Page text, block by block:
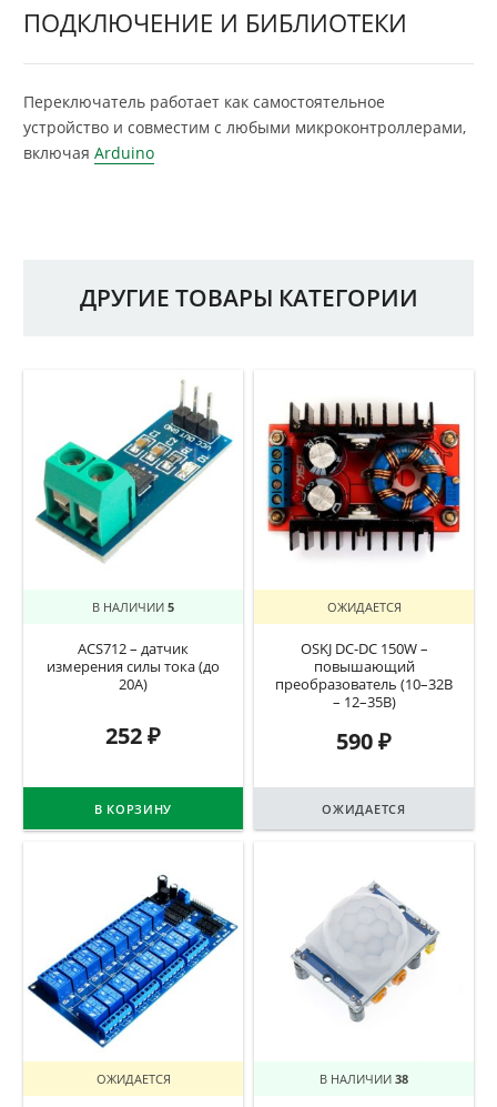
ПОДКЛЮЧЕНИЕ И БИБЛИОТЕКИ
Переключатель работает как самостоятельное
устройство и совместим с любыми микроконтроллерами,
включая Arduino
ДРУГИЕ ТОВАРЫ КАТЕГОРИИ
В НАЛИЧИИ 5
ACS712 – датчик
измерения силы тока (до
20А)
252₽
В КОРЗИНУ
ОЖИДАЕТСЯ
OSKJ DC-DC 150W –
повышающий
преобразователь (10–32В
– 12–35В)
590₽
ОЖИДАЕТСЯ
ОЖИДАЕТСЯ В НАЛИЧИИ 38